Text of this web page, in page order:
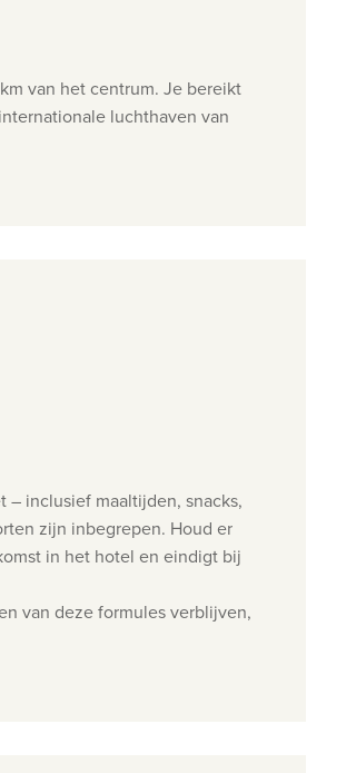
van het centrum. Je bereikt
luchthaven van
inclusief maaltijden, snacks,
zijn inbegrepen. Houd er
in het hotel en eindigt bij
van deze formules verblijven,